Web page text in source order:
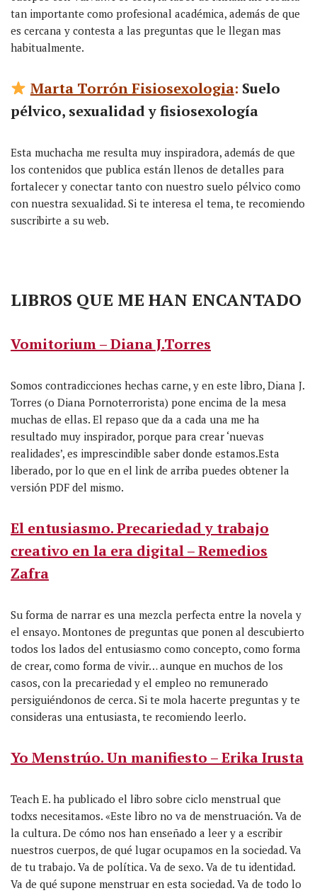
tan importante como profesional académica, además de que
es cercana y contesta a las preguntas que le llegan mas
habitualmente.
Marta Torrón Fisiosexologia: Suelo
pélvico, sexualidad y fisiosexología
Esta muchacha me resulta muy inspiradora, además de que
los contenidos que publica están llenos de detalles para
fortalecer y conectar tanto con nuestro suelo pélvico como
con nuestra sexualidad. Si te interesa el tema, te recomiendo
suscribirte a su web.
LIBROS QUE ME HAN ENCANTADO
Vomitorium – Diana J.Torres
Somos contradicciones hechas carne, y en este libro, Diana J.
Torres (o Diana Pornoterrorista) pone encima de la mesa
muchas de ellas. El repaso que da a cada una me ha
resultado muy inspirador, porque para crear ‘nuevas
realidades’, es imprescindible saber donde estamos.Esta
liberado, por lo que en el link de arriba puedes obtener la
versión PDF del mismo.
El entusiasmo. Precariedad y trabajo
creativo en la era digital – Remedios
Zafra
Su forma de narrar es una mezcla perfecta entre la novela y
el ensayo. Montones de preguntas que ponen al descubierto
todos los lados del entusiasmo como concepto, como forma
de crear, como forma de vivir… aunque en muchos de los
casos, con la precariedad y el empleo no remunerado
persiguiéndonos de cerca. Si te mola hacerte preguntas y te
consideras una entusiasta, te recomiendo leerlo.
Yo Menstrúo. Un manifiesto – Erika Irusta
Teach E. ha publicado el libro sobre ciclo menstrual que
todxs necesitamos. «Este libro no va de menstruación. Va de
la cultura. De cómo nos han enseñado a leer y a escribir
nuestros cuerpos, de qué lugar ocupamos en la sociedad. Va
de tu trabajo. Va de política. Va de sexo. Va de tu identidad.
Va de qué supone menstruar en esta sociedad. Va de todo lo